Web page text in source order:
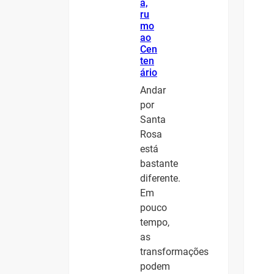
a,
ru
mo
ao
Cen
ten
ário
Andar
por
Santa
Rosa
está
bastante
diferente.
Em
pouco
tempo,
as
transformações
podem